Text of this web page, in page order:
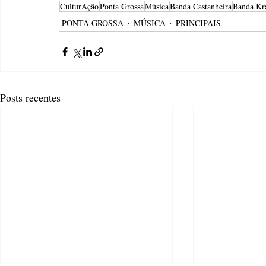
CulturAçãoPonta GrossaMúsicaBanda CastanheiraBanda
PONTA GROSSA
MÚSICA PRINCIPAIS
Posts recentes